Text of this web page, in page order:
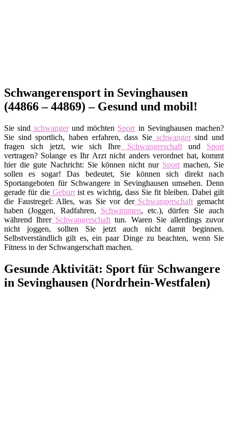
Schwangerensport in Sevinghausen
(44866 – 44869) – Gesund und mobil!
Sie sind schwangerund möchten Sport in Sevinghausen machen?
Sie sind sportlich, haben erfahren, dass Sie schwangersind und
fragen sich jetzt, wie sich Ihre Schwangerschaftund Sport
vertragen? Solange es Ihr Arzt nicht anders verordnet hat, kommt
hier die gute Nachricht: Sie können nicht nur Sport machen, Sie
sollen es sogar! Das bedeutet, Sie können sich direkt nach
Sportangeboten für Schwangere in Sevinghausen umsehen. Denn
gerade für dieGeburtist es wichtig, dass Sie fit bleiben. Dabei gilt
die Faustregel: Alles, was Sie vor derSchwangerschaft gemacht
haben (Joggen, Radfahren, Schwimmen, etc.), dürfen Sie auch
während IhrerSchwangerschaft tun. Waren Sie allerdings zuvor
nicht joggen, sollten Sie jetzt auch nicht damit beginnen.
Selbstverständlich gilt es, ein paar Dinge zu beachten, wenn Sie
Fitness in der Schwangerschaft machen.
Gesunde Aktivität: Sport für Schwangere
in Sevinghausen (Nordrhein-Westfalen)